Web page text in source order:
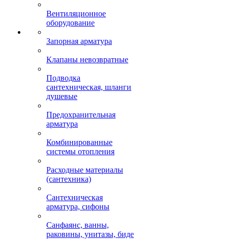
Вентиляционное
оборудование
Запорная арматура
Клапаны невозвратные
Подводка
сантехническая, шланги
душевые
Предохранительная
арматура
Комбинированные
системы отопления
Расходные материалы
(сантехника)
Сантехническая
арматура, сифоны
Санфаянс, ванны,
раковины, унитазы, биде